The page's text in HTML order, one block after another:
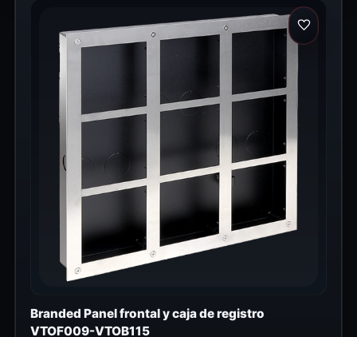
Branded Panel frontal y caja de registro
VTOF009-VTOB115